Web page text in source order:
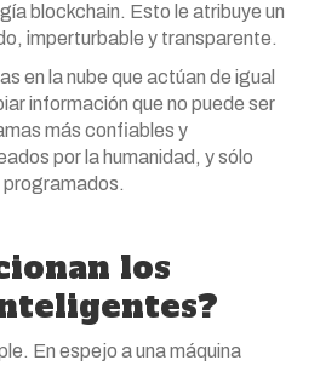
blockchain. Esto le atribuye un
imperturbable y transparente.
en la nube que actúan de igual
información que no puede ser
más confiables y
por la humanidad, y sólo
programados.
los
En espejo a una máquina